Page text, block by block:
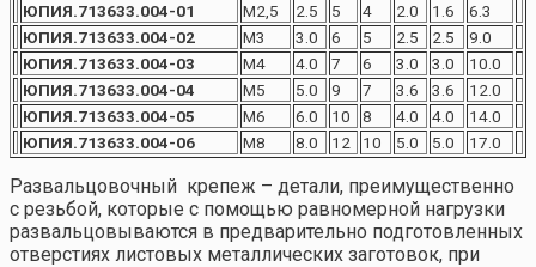
ЮПИЯ.713633.004-01
М2,5 2.5 5 4 2.0 1.6
6.3
ЮПИЯ.713633.004-02
М3 3.0 6 5 2.5 2.5
9.0
ЮПИЯ.713633.004-03
М4 4.0 7 6 3.0 3.0
10.0
ЮПИЯ.713633.004-04
М5 5.0 9 7 3.6 3.6
12.0
ЮПИЯ.713633.004-05
М6 6.0 10 8 4.0 4.0
14.0
ЮПИЯ.713633.004-06
М8 8.0 12 10 5.0 5.0 17.0
Развальцовочный крепеж – детали, преимущественно
с резьбой, которые с помощью равномерной нагрузки
развальцовываются в предварительно подготовленных
отверстиях листовых металлических заготовок, при